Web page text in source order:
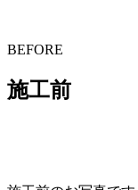
BEFORE
施工前